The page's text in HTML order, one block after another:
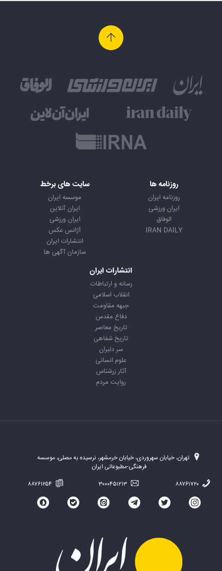
روزنامه ها
روزنامه ایران
ایران ورزشی
الوفاق
IRAN DAILY
سایت های برخط
موسسه ایران
ایران آنلاین
ایران ورزشی
آژانس عکس
انتشارات ایران
سازمان آگهی ها
انتشارات ایران
رسانه و ارتباطات
انقلاب اسلامی
جبهه مقاومت
دفاع مقدس
تاریخ معاصر
تاریخ شفاهی
سر دلبران
علوم انسانی
آثار زرشناس
روایت مردم
تهران، خیابان سهروردی، خیابان خرمشهر، نرسیده به مصلی، موسسه
فرهنگی-مطبوعاتی ایران